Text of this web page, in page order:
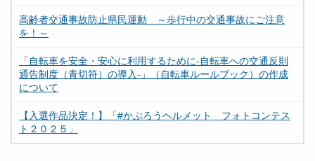
高齢者交通事故防止県民運動 ～歩行中の交通事故にご注意
を！～
「自転車を安全・安心に利用するために-自転車への交通反則
通告制度（青切符）の導入-」（自転車ルールブック）の作成
について
【入選作品決定！】「#かぶろうヘルメット フォトコンテス
ト２０２５」